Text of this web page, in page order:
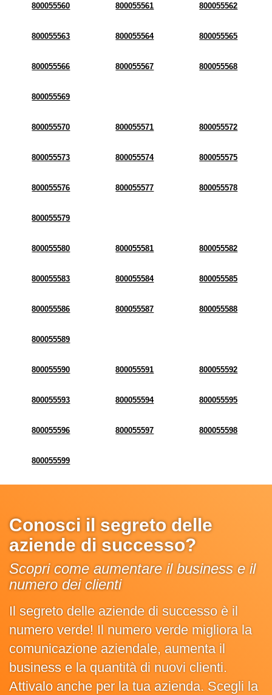
800055560 800055561 800055562
800055563 800055564 800055565
800055566 800055567 800055568
800055569
800055570 800055571 800055572
800055573 800055574 800055575
800055576 800055577 800055578
800055579
800055580 800055581 800055582
800055583 800055584 800055585
800055586 800055587 800055588
800055589
800055590 800055591 800055592
800055593 800055594 800055595
800055596 800055597 800055598
800055599
Conosci il segreto delle
aziende di successo?
Scopri come aumentare il business e il
numero dei clienti
Il segreto delle aziende di successo è il
numero verde! Il numero verde migliora la
comunicazione aziendale, aumenta il
business e la quantità di nuovi clienti.
Attivalo anche per la tua azienda. Scegli la